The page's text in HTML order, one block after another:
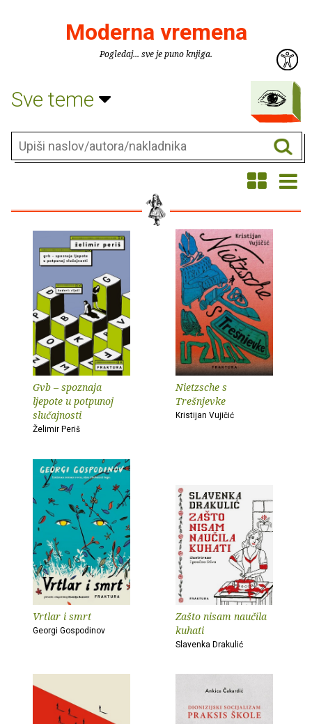
Moderna vremena
Pogledaj... sve je puno knjiga.
Sve teme
Gvb – spoznaja
ljepote u potpunoj
slučajnosti
Želimir Periš
Nietzsche s
Trešnjevke
Kristijan Vujičić
Vrtlar i smrt
Georgi Gospodinov
Zašto nisam naučila
kuhati
Slavenka Drakulić